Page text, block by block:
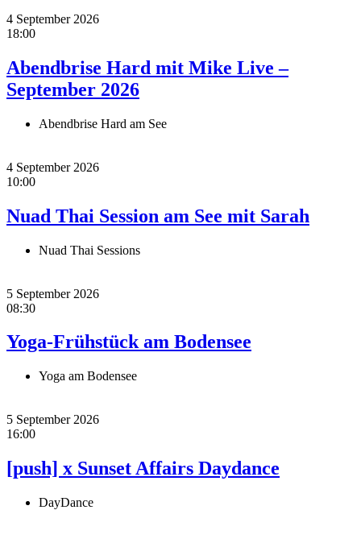
4 September 2026
18:00
Abendbrise Hard mit Mike Live –
September 2026
Abendbrise Hard am See
4 September 2026
10:00
Nuad Thai Session am See mit Sarah
Nuad Thai Sessions
5 September 2026
08:30
Yoga-Frühstück am Bodensee
Yoga am Bodensee
5 September 2026
16:00
[push] x Sunset Affairs Daydance
DayDance